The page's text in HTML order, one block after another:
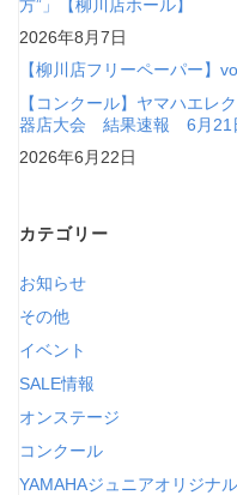
方”」【柳川店ホール】
2026年8月7日
【柳川店フリーペーパー】
【コンクール】ヤマハエ
器店大会 結果速報 6月21
2026年6月22日
カテゴリー
お知らせ
その他
イベント
SALE情報
オンステージ
コンクール
YAMAHAジュニアオリジナ